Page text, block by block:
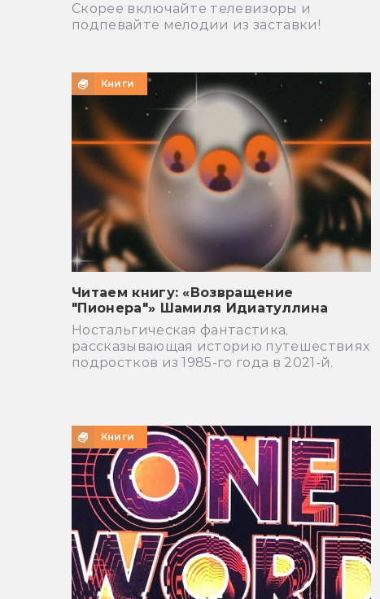
Скорее включайте телевизоры и
подпевайте мелодии из заставки!
Книги
Читаем книгу: «Возвращение
"Пионера"» Шамиля Идиатуллина
Ностальгическая фантастика,
рассказывающая историю путешествиях
подростков из 1985-го года в 2021-й.
Книги